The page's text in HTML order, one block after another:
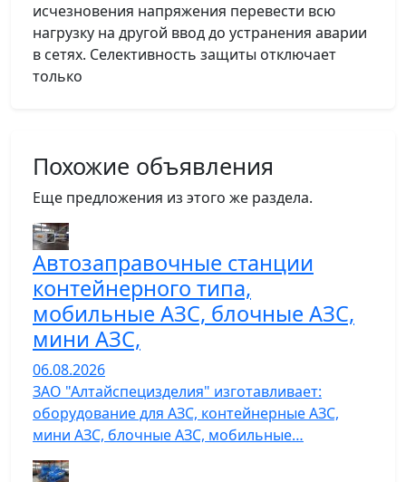
исчезновения напряжения перевести всю
нагрузку на другой ввод до устранения аварии
в сетях. Селективность защиты отключает
только
Похожие объявления
Еще предложения из этого же раздела.
Автозаправочные станции
контейнерного типа,
мобильные АЗС, блочные АЗС,
мини АЗС,
06.08.2026
ЗАО "Алтайспецизделия" изготавливает:
оборудование для АЗС, контейнерные АЗС,
мини АЗС, блочные АЗС, мобильные…